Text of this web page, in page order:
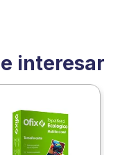
interesar